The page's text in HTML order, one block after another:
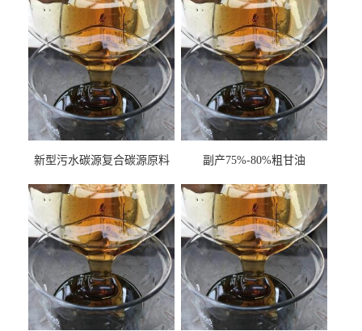
新型污水碳源复合碳源原料
副产75%-80%粗甘油